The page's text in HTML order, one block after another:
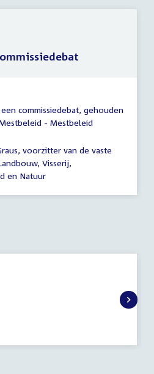
commissiedebat, gehouden
- Mestbeleid
voorzitter van de vaste
Visserij,
en Natuur